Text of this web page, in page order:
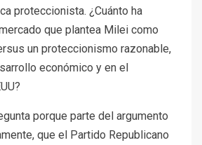
proteccionista. ¿Cuánto ha
que plantea Milei como
un proteccionismo razonable,
económico y en el
porque parte del argumento
que el Partido Republicano